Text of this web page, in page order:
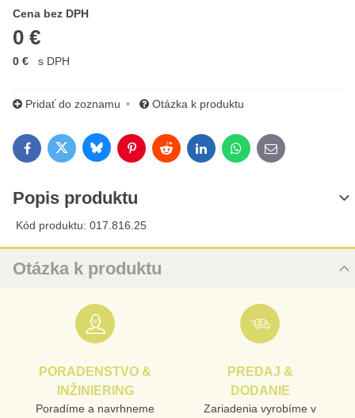
Cena bez DPH
0 €
Cena s DPH
0 € s DPH
Pridať do zoznamu Otázka k produktu
FacebookTwitterBlueskyPinterestRedditLinkedInWhatsApp
E-mail
Popis produktu
Kód produktu: 017.816.25
Otázka k produktu
PRODUKTPORADENSTVO &
INŽINIERING
Poradíme a navrhneme
PREDAJ &
DODANIE
Zariadenia vyrobíme v